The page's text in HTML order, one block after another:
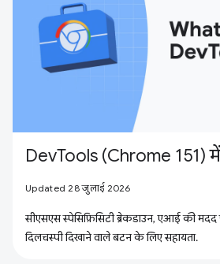
DevTools (Chrome 151)
Updated 28 जुलाई 2026
सीएसएस स्पेसिफ़िसिटी ब्रेकडाउन, एआई की
दिलचस्पी दिखाने वाले बटन के लिए सहायता.